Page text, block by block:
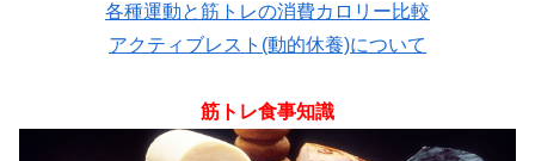
各種運動と筋トレの消費カロリー比較
アクティブレスト(動的休養)について
筋トレ食事知識